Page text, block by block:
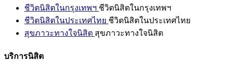
ชีวิตนิสิตในกรุงเทพฯ ชีวิตนิสิตในกรุงเทพฯ
ชีวิตนิสิตในประเทศไทย ชีวิตนิสิตในประเทศไทย
สุขภาวะทางใจนิสิต สุขภาวะทางใจนิสิต
บริการนิสิต